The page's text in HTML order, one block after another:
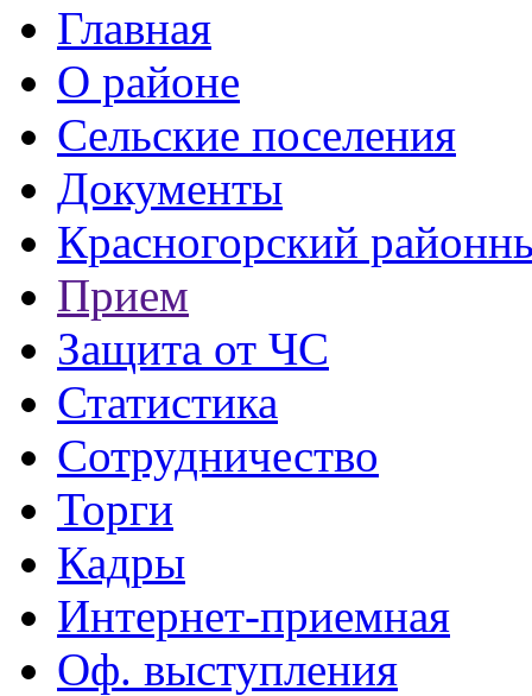
Главная
О районе
Сельские поселения
Документы
Красногорский
Прием
Защита от ЧС
Статистика
Сотрудничество
Торги
Кадры
Интернет-приемная
Оф. выступления